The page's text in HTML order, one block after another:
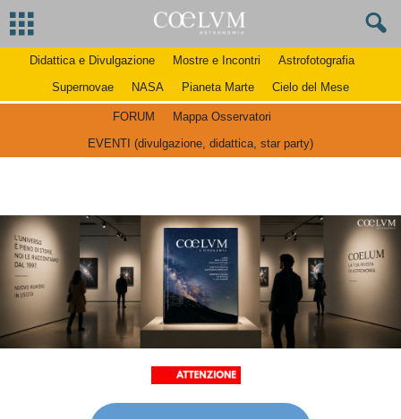
Didattica e Divulgazione Mostre e Incontri
Astrofotografia
Supernovae
NASA Pianeta Marte Cielo del Mese
FORUM
Mappa Osservatori
EVENTI (divulgazione, didattica, star party)